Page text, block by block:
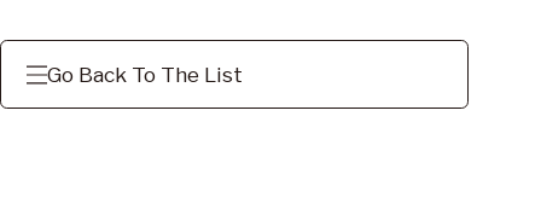
Go Back To The List